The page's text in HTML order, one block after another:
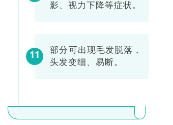
影、视力下降等症状。
11
部分可出现毛发脱落，
头发变细、易断。